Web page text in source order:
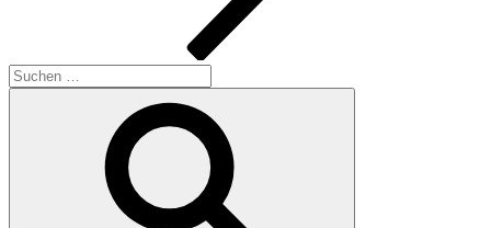
Suchen
nach: